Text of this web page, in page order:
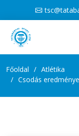
Főoldal
Atlétika
Csodás